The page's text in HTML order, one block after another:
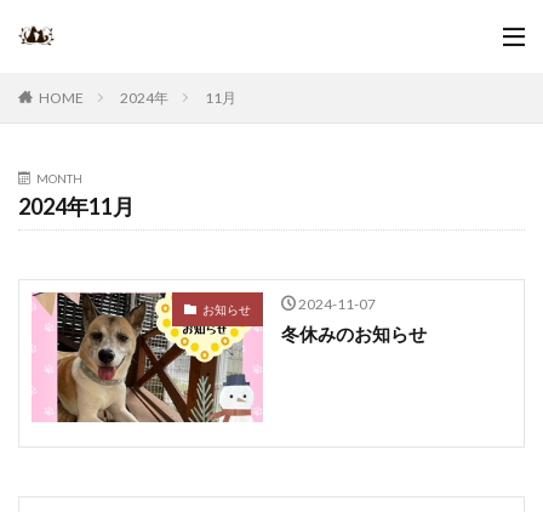
HOME 2024年 11月
MONTH
2024年11月
お知らせ 2024-11-07
冬休みのお知らせ